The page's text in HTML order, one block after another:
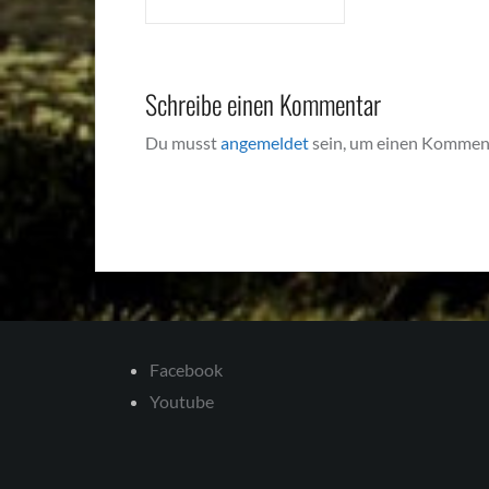
Schreibe einen Kommentar
Du musstangemeldetsein, um einen
Facebook
Youtube